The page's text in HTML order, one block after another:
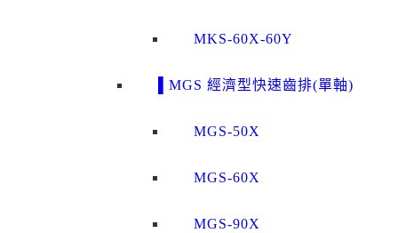
MKS-60X-60Y
▌MGS 經濟型快速齒排(單軸)
MGS-50X
MGS-60X
MGS-90X